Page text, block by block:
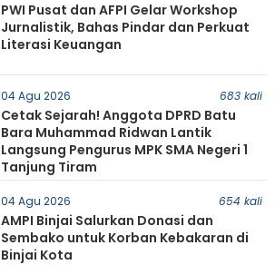
PWI Pusat dan AFPI Gelar Workshop
Jurnalistik, Bahas Pindar dan Perkuat
Literasi Keuangan
04 Agu 2026 683 kali
Cetak Sejarah! Anggota DPRD Batu
Bara Muhammad Ridwan Lantik
Langsung Pengurus MPK SMA Negeri 1
Tanjung Tiram
04 Agu 2026 654 kali
AMPI Binjai Salurkan Donasi dan
Sembako untuk Korban Kebakaran di
Binjai Kota